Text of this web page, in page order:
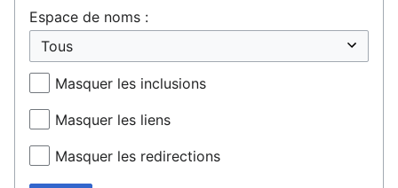
Espace de noms :
Masquer les inclusions
Masquer les liens
Masquer les redirections